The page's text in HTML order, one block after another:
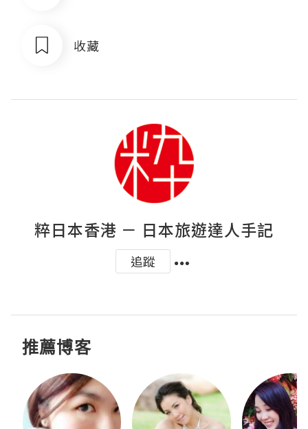
收藏
粹日本香港 － 日本旅遊達人手記
追蹤
推薦博客